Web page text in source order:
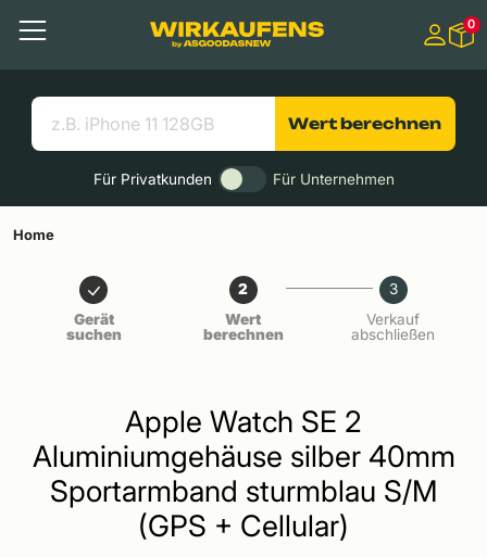
Menü
Suchen
Nützliche Links
0
Wert berechnen
Für Privatkunden Für Unternehmen
Home
Gerät
suchen
2
Wert
berechnen
3
Verkauf
abschließen
Apple Watch SE 2
Aluminiumgehäuse silber 40mm
Sportarmband sturmblau S/M
(GPS + Cellular)